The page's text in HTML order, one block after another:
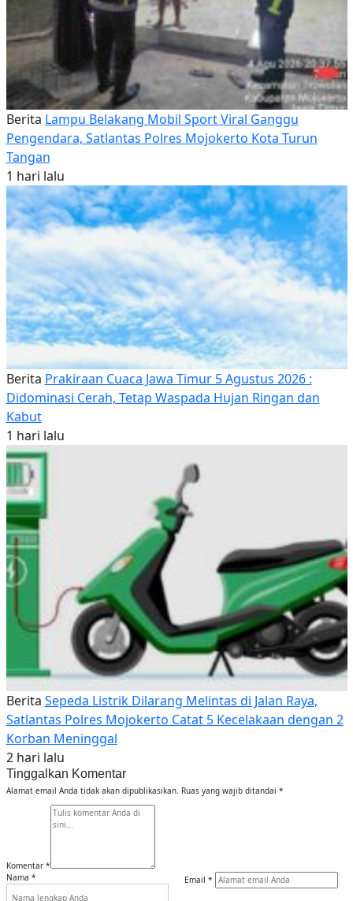
Berita Lampu Belakang Mobil Sport Viral Ganggu
Pengendara, Satlantas Polres Mojokerto Kota Turun
Tangan
1 hari lalu
Berita Prakiraan Cuaca Jawa Timur 5 Agustus 2026 :
Didominasi Cerah, Tetap Waspada Hujan Ringan dan
Kabut
1 hari lalu
Berita Sepeda Listrik Dilarang Melintas di Jalan Raya,
Satlantas Polres Mojokerto Catat 5 Kecelakaan dengan 2
Korban Meninggal
2 hari lalu
Tinggalkan Komentar
Alamat email Anda tidak akan dipublikasikan. Ruas yang wajib ditandai *
Komentar *
Nama * Email *